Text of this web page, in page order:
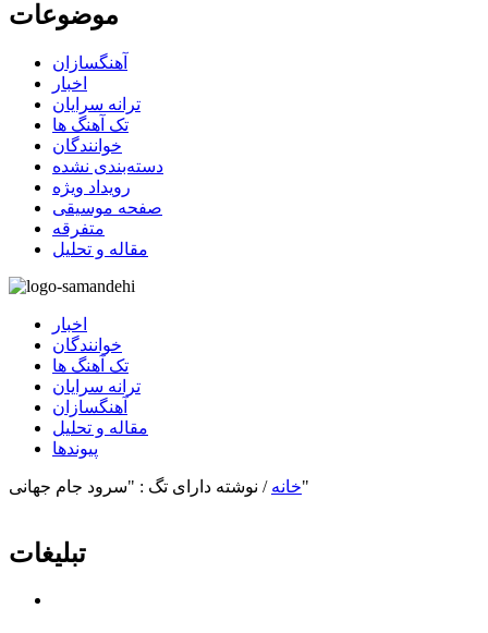
موضوعات
آهنگسازان
اخبار
ترانه سرایان
تک آهنگ ها
خوانندگان
دسته‌بندی نشده
رویداد ویژه
صفحه موسیقی
متفرقه
مقاله و تحلیل
اخبار
خوانندگان
تک آهنگ ها
ترانه سرایان
آهنگسازان
مقاله و تحلیل
پیوندها
خانه / نوشته دارای تگ : "سرود جام جهانی"
تبلیغات